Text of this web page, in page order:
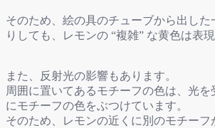
そのため、絵の具のチューブから出した
りしても、レモンの “複雑” な黄色は表
また、反射光の影響もあります。
周囲に置いてあるモチーフの色は、光を
にモチーフの色をぶつけています。
そのため、レモンの近くに別のモチーフ